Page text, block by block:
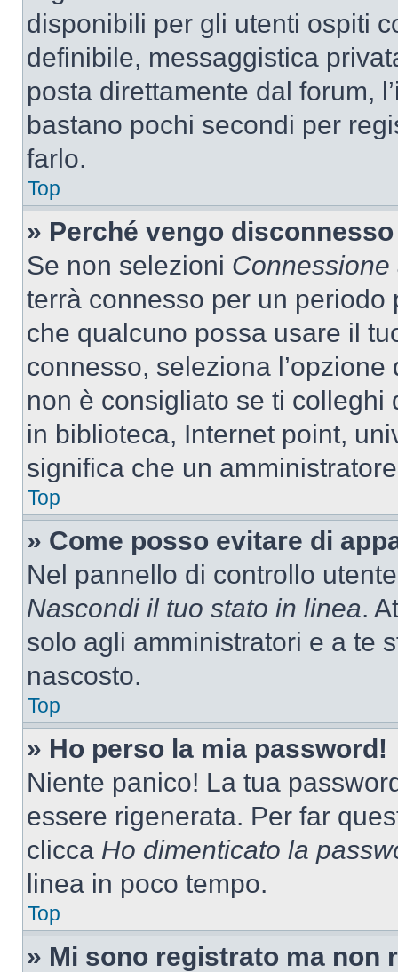
disponibili per gli utenti ospiti
definibile, messaggistica
posta direttamente dal forum,
bastano pochi secondi per
farlo.
Top
» Perché vengo
Se non selezioni
terrà connesso per un
che qualcuno possa usare il
connesso, seleziona
non è consigliato se ti
in biblioteca, Internet point,
significa che un
Top
» Come posso evitare di
Nel pannello di controllo
Nascondi il tuo stato in linea.
solo agli amministratori e a te
nascosto.
Top
» Ho perso la mia password!
Niente panico! La tua
essere rigenerata. Per far
clicca Ho dimenticato la
linea in poco tempo.
Top
» Mi sono registrato ma non